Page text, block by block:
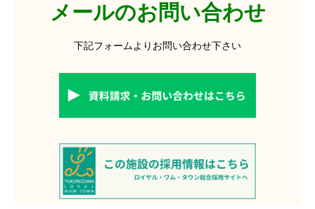
メールのお問い合わせ
下記フォームよりお問い合わせ下さい